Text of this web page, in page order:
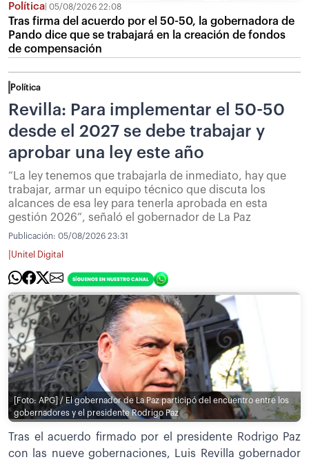
Política 05/08/2026 22:08
Tras firma del acuerdo por el 50-50, la gobernadora de
Pando dice que se trabajará en la creación de fondos
de compensación
Política
Revilla: Para implementar el 50-50
desde el 2027 se debe trabajar y
aprobar una ley este año
“La ley tenemos que trabajarla de inmediato, hay que
trabajar, armar un equipo técnico que discuta los
alcances de esa ley para tenerla aprobada en esta
gestión 2026”, señaló el gobernador de La Paz
Publicación: 05/08/2026 23:31
Unitel Digital
[Foto: APG] / El gobernador de La Paz participó del encuentro entre los
gobernadores y el presidente Rodrigo Paz
Tras el acuerdo firmado por el presidente Rodrigo Paz
con las nueve gobernaciones, Luis Revilla gobernador